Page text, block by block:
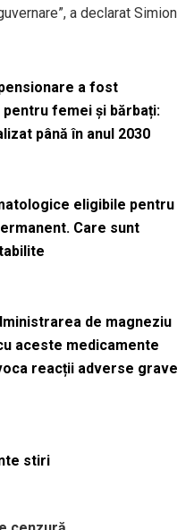
a declarat Simion
a fost
femei și bărbați:
până în anul 2030
eligibile pentru
Care sunt
de magneziu
aceste medicamente
reacții adverse grave
stiri